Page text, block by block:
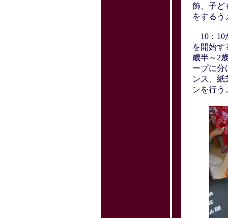
飾、子ど
をするう
10：10
を開始す
歳半～2
ープに分
ンス、紙
ンを行う